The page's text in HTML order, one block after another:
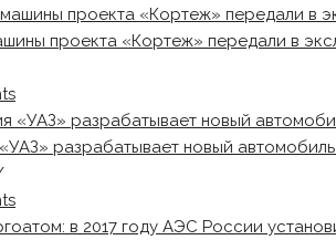
проекта «Кортеж» передали в
разрабатывает новый